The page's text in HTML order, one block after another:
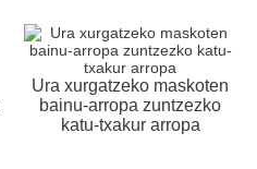
Ura xurgatzeko maskoten
bainu-arropa zuntzezko
katu-txakur arropa